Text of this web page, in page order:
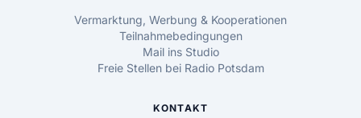
Vermarktung, Werbung & Kooperationen
Teilnahmebedingungen
Mail ins Studio
Freie Stellen bei Radio Potsdam
KONTAKT